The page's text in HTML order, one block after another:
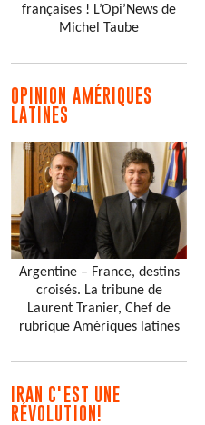
françaises ! L’Opi’News de
Michel Taube
OPINION AMÉRIQUES
LATINES
Argentine – France, destins
croisés. La tribune de
Laurent Tranier, Chef de
rubrique Amériques latines
IRAN C'EST UNE
RÉVOLUTION!